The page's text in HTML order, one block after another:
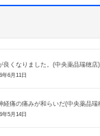
良くなりました。(中央薬品瑞穂店)
年6月11日
経痛の痛みが和らいだ(中央薬品瑞
年5月14日